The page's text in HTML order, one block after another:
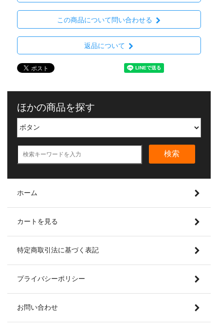
この商品について問い合わせる
返品について
ほかの商品を探す
検索
ホーム
カートを見る
特定商取引法に基づく表記
プライバシーポリシー
お問い合わせ